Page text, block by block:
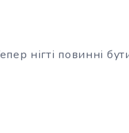
нігті повинні